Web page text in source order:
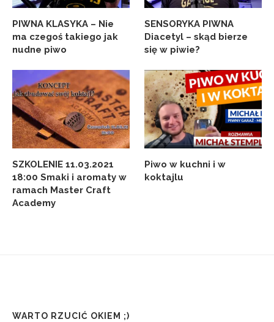
PIWNA KLASYKA – Nie
ma czegoś takiego jak
nudne piwo
SENSORYKA PIWNA
Diacetyl – skąd bierze
się w piwie?
SZKOLENIE 11.03.2021
18:00 Smaki i aromaty w
ramach Master Craft
Academy
Piwo w kuchni i w
koktajlu
WARTO RZUCIĆ OKIEM ;)